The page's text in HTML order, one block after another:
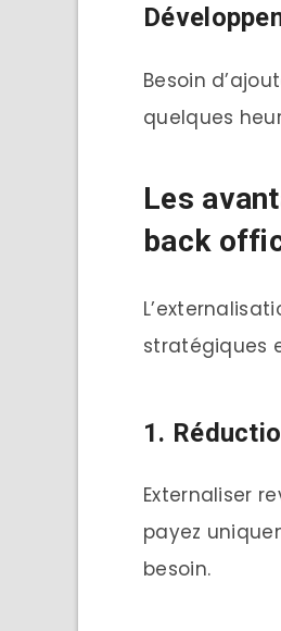
Besoin
quelques
Les
back
stratégiques
1.
Externaliser
payez
besoin.